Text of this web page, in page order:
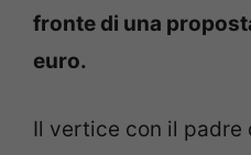
fronte di una
euro.
Il vertice con il padre